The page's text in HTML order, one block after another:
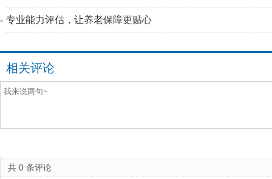
专业能力评估，让养老保障更贴心
相关评论
共 0 条评论